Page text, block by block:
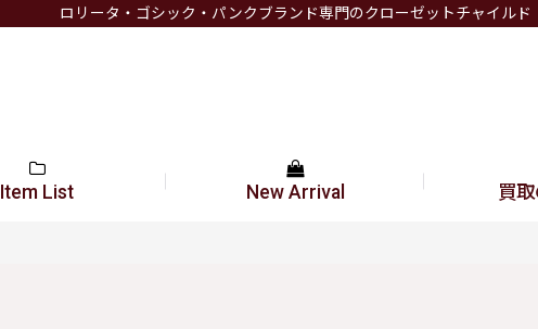
ロリータ・ゴシック・パンクブランド専門のクローゼットチャイルド
Item List New Arrival 買